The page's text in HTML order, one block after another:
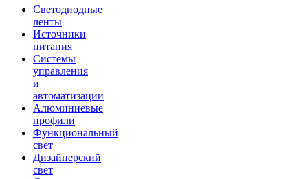
Светодиодные
ленты
Источники
питания
Системы
управления
и
автоматизации
Алюминиевые
профили
Функциональный
свет
Дизайнерский
свет